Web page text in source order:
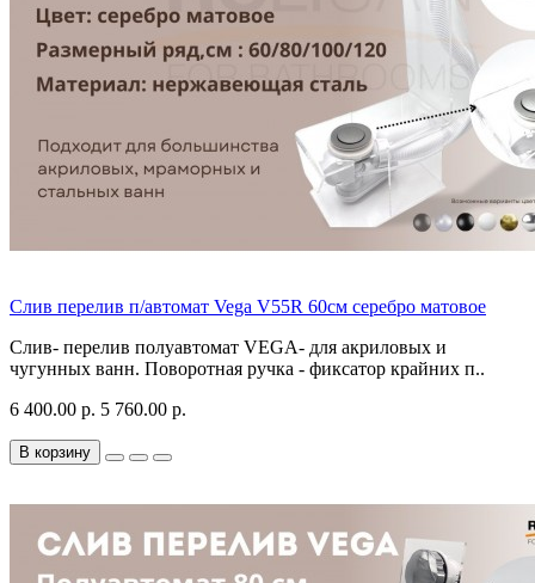
Слив перелив п/автомат Vega V55R 60см серебро матовое
Слив- перелив полуавтомат VEGA- для акриловых и
чугунных ванн. Поворотная ручка - фиксатор крайних п..
6 400.00 р. 5 760.00 р.
В корзину